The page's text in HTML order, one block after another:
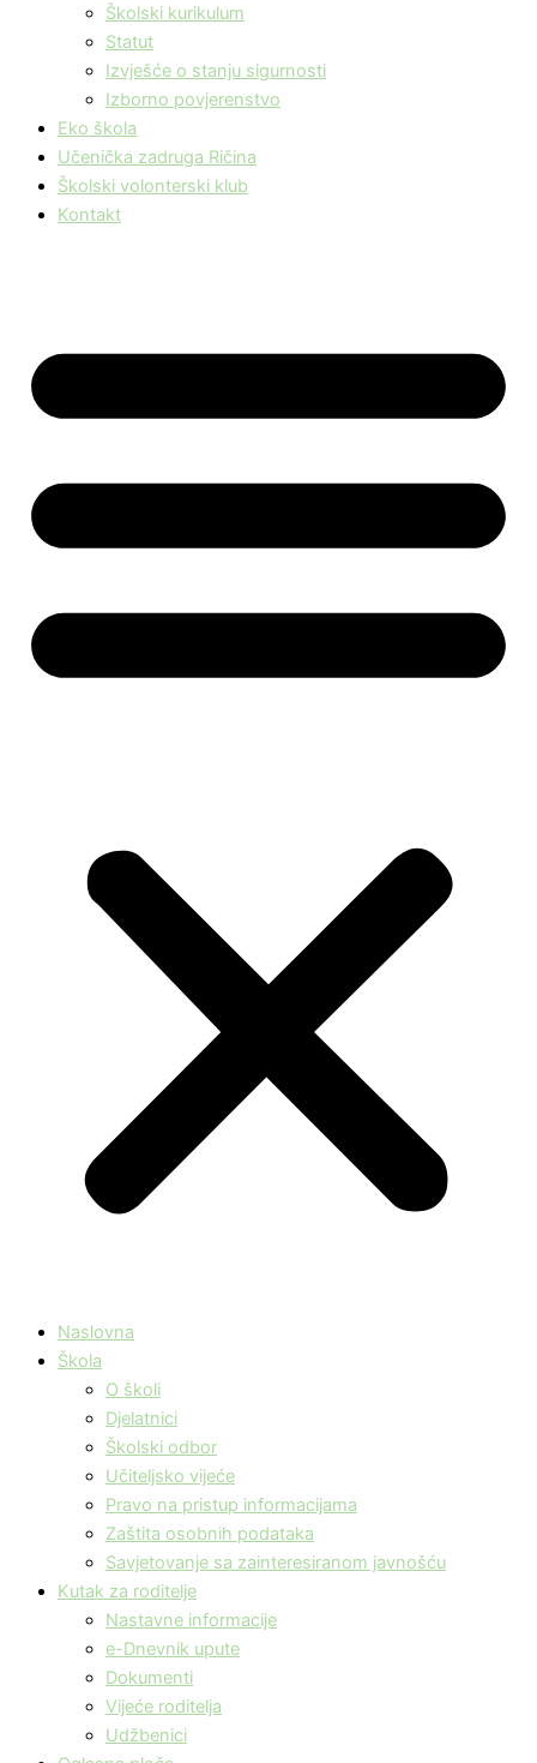
Školski kurikulum
Statut
Izvješće o stanju sigurnosti
Izborno povjerenstvo
Eko škola
Učenička zadruga Ričina
Školski volonterski klub
Kontakt
Naslovna
Škola
O školi
Djelatnici
Školski odbor
Učiteljsko vijeće
Pravo na pristup informacijama
Zaštita osobnih podataka
Savjetovanje sa zainteresiranom javnošću
Kutak za roditelje
Nastavne informacije
e-Dnevnik upute
Dokumenti
Vijeće roditelja
Udžbenici